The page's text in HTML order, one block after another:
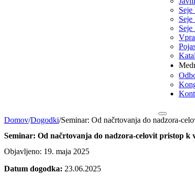
Seje
Domov/Dogodki/Seminar: Od načrtovanja do nadzora-
Seminar: Od načrtovanja do nadzora-celovit pristop k
Objavljeno: 19. maja 2025
Datum dogodka: 23.06.2025